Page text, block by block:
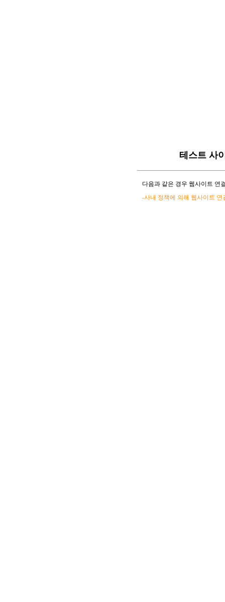
테스트 사
다음과 같은 경우 웹사이트 연
-사내 정책에 의해 웹사이트